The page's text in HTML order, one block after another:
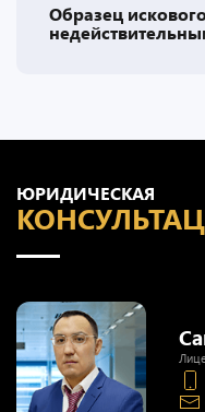
Образец
ЮРИДИЧЕСКАЯ